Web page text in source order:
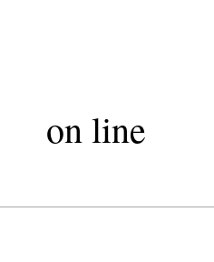
on line